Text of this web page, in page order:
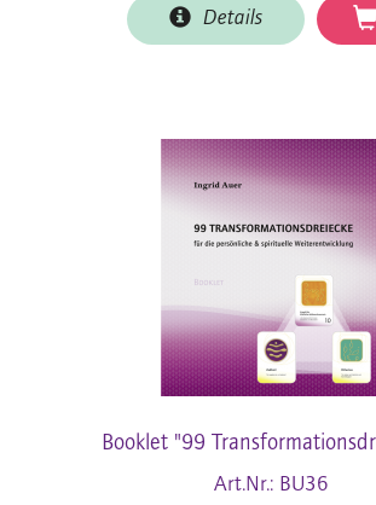
Details
Booklet "99
Art.Nr.: BU36